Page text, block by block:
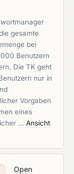
gesamte
bei
Benutzern
Die TK geht
nur in
Vorgaben
eines
… Ansicht
Open